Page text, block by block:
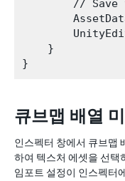
// Save
    }
큐브맵 배열
인스펙터 창에서 큐브맵
하여 텍스처 에셋을 선택
임포트 설정이 인스펙터